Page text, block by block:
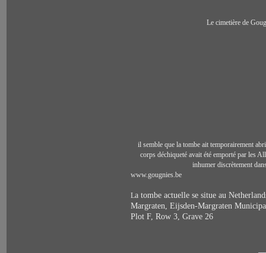
Le cimetière de
il semble que la tombe ait temporairement
corps déchiqueté avait été emporté par les
inhumer discrètement
www.gougnies.be
La tombe actuelle se situe au
Margraten, Eijsden-Margraten
Plot F, Row 3, Grave 26